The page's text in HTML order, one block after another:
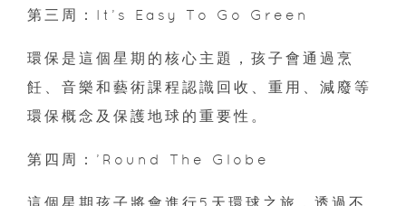
第三周：It’s Easy To Go Green
環保是這個星期的核心主題，孩子會通過烹
飪、音樂和藝術課程認識回收、重用、減廢等
環保概念及保護地球的重要性。
第四周：’Round The Globe
這個星期孩子將會進行5天環球之旅，透過不